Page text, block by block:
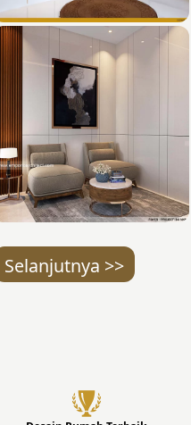
Selanjutnya >>